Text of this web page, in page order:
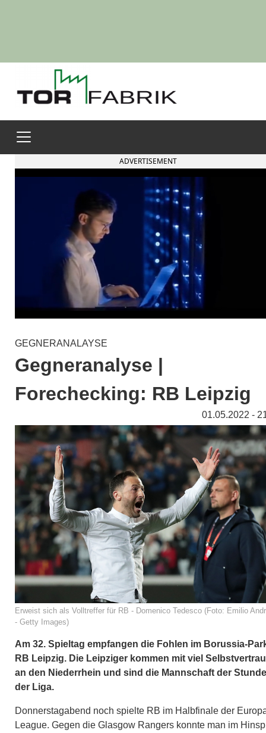
ADVERTISEMENT
GEGNERANALAYSE
Gegneranalyse |
Forechecking: RB Leipzig
01.05.2022 -
Erweist sich als Volltreffer für RB - Domenico Tedesco (Foto: Emilio
- Getty Images)
Am 32. Spieltag empfangen die Fohlen im Borussia-
RB Leipzig. Die Leipziger kommen mit viel
an den Niederrhein und sind die Mannschaft der
der Liga.
Donnerstagabend noch spielte RB im Halbfinale der
League. Gegen die Glasgow Rangers konnte man im